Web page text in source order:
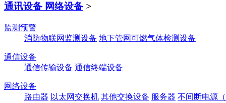
通讯设备 网络设备 >
监测预警
消防物联网监测设备 地下管网可燃气体检测设备
通信设备
通信传输设备 通信终端设备
网络设备
路由器 以太网交换机 其他交换设备 服务器 不间断电源